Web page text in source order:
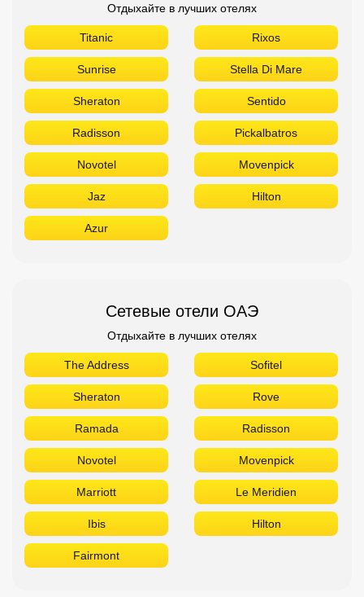
Отдыхайте в лучших отелях
Titanic Rixos
Sunrise Stella Di Mare
Sheraton Sentido
Radisson Pickalbatros
Novotel Movenpick
Jaz Hilton
Azur
Сетевые отели ОАЭ
Отдыхайте в лучших отелях
The Address Sofitel
Sheraton Rove
Ramada Radisson
Novotel Movenpick
Marriott Le Meridien
Ibis Hilton
Fairmont